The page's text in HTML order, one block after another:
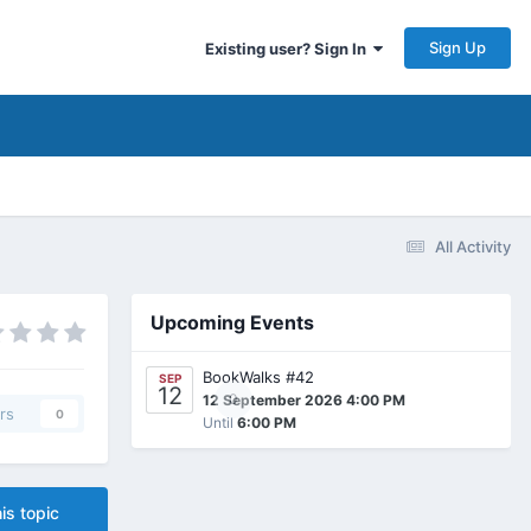
Existing user? Sign In Sign Up
All Activity
0
topic
Upcoming Events
SEP
12 0
BookWalks #42
12 September 2026 4:00 PM
Until 6:00 PM